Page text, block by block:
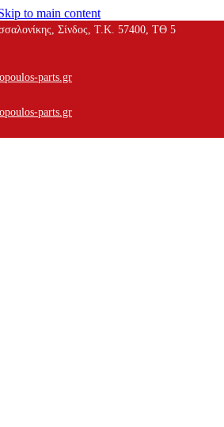
to main content
Σίνδος, Τ.Κ. 57400, ΤΘ 5
parts.gr
parts.gr